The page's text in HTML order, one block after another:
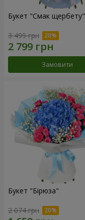
Букет "Смак щербету"
3 499 грн
Замовити
Букет "Бірюза"
2 074 грн